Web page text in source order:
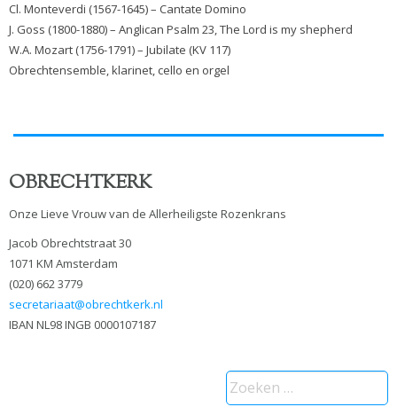
Cl. Monteverdi (1567-1645) – Cantate Domino
J. Goss (1800-1880) – Anglican Psalm 23, The Lord is my shepherd
W.A. Mozart (1756-1791) – Jubilate (KV 117)
Obrechtensemble, klarinet, cello en orgel
OBRECHTKERK
Onze Lieve Vrouw van de Allerheiligste Rozenkrans
Jacob Obrechtstraat 30
1071 KM Amsterdam
(020) 662 3779
secretariaat@obrechtkerk.nl
IBAN NL98 INGB 0000107187
Zoeken
naar: